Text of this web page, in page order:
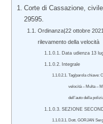
Corte di Cassazione,
29595.
Ordinanza|22 ottobre
rilevamento della velocità
Data udienza 13
Integrale
Tag/parola chiave:
velocità – Multa –
dell’auto della
SEZIONE
Dott. GORJAN